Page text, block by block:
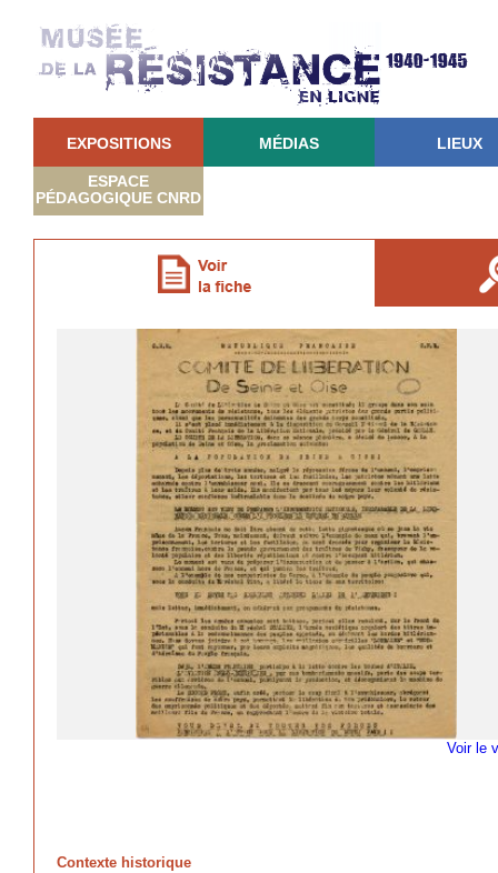
EXPOSITIONS MÉDIAS LIEUX
ESPACE
PÉDAGOGIQUE CNRD
Voir le
Contexte historique